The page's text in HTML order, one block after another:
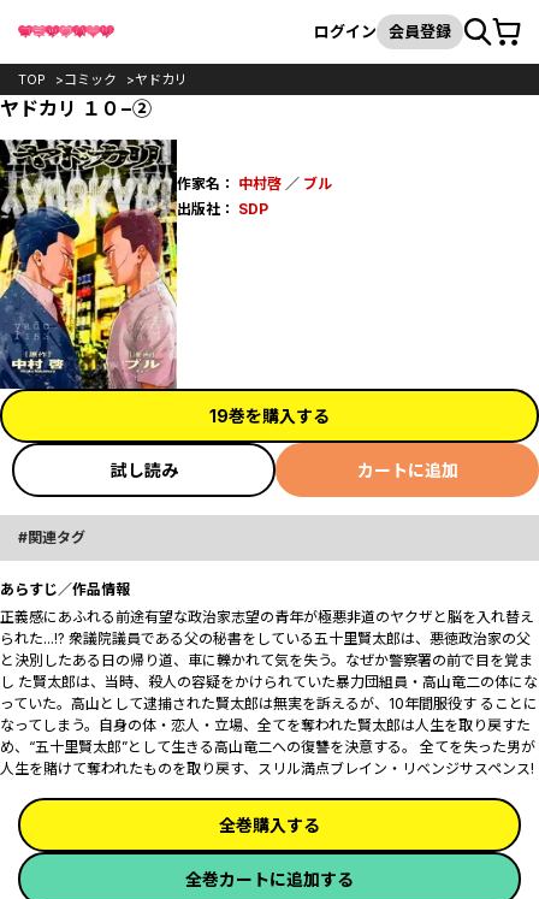
検索
ログイン 会員登録カート
TOP コミック ヤドカリ
ヤドカリ １０−②
作家名： 中村啓／ ブル
出版社： SDP
19巻を購入する
試し読み カートに追加
関連タグ
あらすじ／作品情報
正義感にあふれる前途有望な政治家志望の青年が極悪非道のヤクザと脳を入れ替え
られた...!? 衆議院議員である父の秘書をしている五十里賢太郎は、悪徳政治家の父
と決別したある日の帰り道、車に轢かれて気を失う。なぜか警察署の前で目を覚ま
し た賢太郎は、当時、殺人の容疑をかけられていた暴力団組員・高山竜二の体にな
っていた。高山として逮捕された賢太郎は無実を訴えるが、10年間服役す ることに
なってしまう。自身の体・恋人・立場、全てを奪われた賢太郎は人生を取り戻すた
め、“五十里賢太郎”として生きる高山竜二への復讐を決意する。 全てを失った男が
人生を賭けて奪われたものを取り戻す、スリル満点ブレイン・リベンジサスペンス!
全巻購入する
全巻カートに追加する